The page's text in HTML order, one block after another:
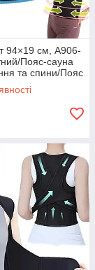
94×19 см, A906-
Пояс-сауна
та спини/Пояс
і спалювання